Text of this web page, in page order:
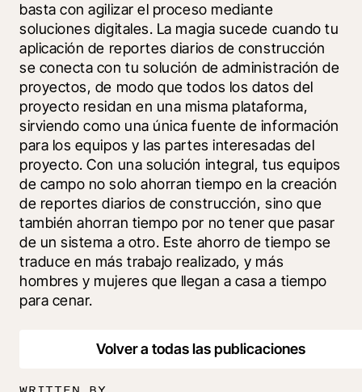
basta con agilizar el proceso mediante
soluciones digitales. La magia sucede cuando tu
aplicación de reportes diarios de construcción
se conecta con tu solución de administración de
proyectos, de modo que todos los datos del
proyecto residan en una misma plataforma,
sirviendo como una única fuente de información
para los equipos y las partes interesadas del
proyecto. Con una solución integral, tus equipos
de campo no solo ahorran tiempo en la creación
de reportes diarios de construcción, sino que
también ahorran tiempo por no tener que pasar
de un sistema a otro. Este ahorro de tiempo se
traduce en más trabajo realizado, y más
hombres y mujeres que llegan a casa a tiempo
para cenar.
Volver a todas las publicaciones